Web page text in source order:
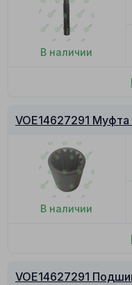
В наличии
VOE14627291 Муфта
В наличии
VOE14627291